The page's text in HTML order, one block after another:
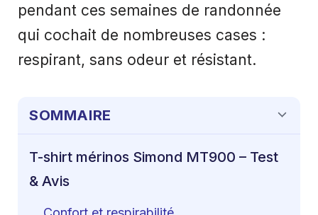
pendant ces semaines de randonnée
qui cochait de nombreuses cases :
respirant, sans odeur et résistant.
SOMMAIRE
T-shirt mérinos Simond MT900 – Test
& Avis